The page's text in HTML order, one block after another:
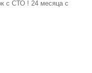
с СТО ! 24 месяца с